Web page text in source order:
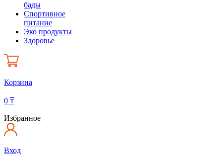
бады
Спортивное
питание
Эко продукты
Здоровье
Корзина
0 ₸
Избранное
Вход